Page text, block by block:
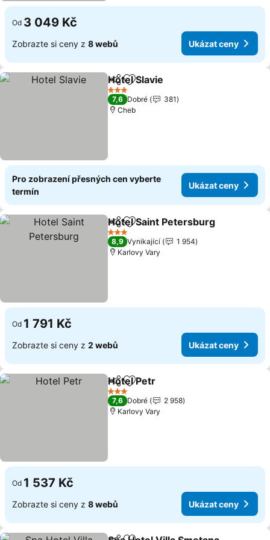
Od 3 049 Kč
Zobrazte si ceny z 8 webů Ukázat ceny
SdíletPřidat na seznam oblíbených
Hotel Slavie
3 Počet hvězdiček
7,6 Dobré
381
Cheb
Pro zobrazení přesných cen vyberte
termín
Ukázat ceny
SdíletPřidat na seznam oblíbených
Hotel Saint Petersburg
3 Počet hvězdiček
8,9 Vynikající
1 954
Karlovy Vary
Od 1 791 Kč
Zobrazte si ceny z 2 webů Ukázat ceny
SdíletPřidat na seznam oblíbených
Hotel Petr
3 Počet hvězdiček
7,6 Dobré
2 958
Karlovy Vary
Od 1 537 Kč
Zobrazte si ceny z 8 webů Ukázat ceny